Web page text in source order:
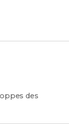
des